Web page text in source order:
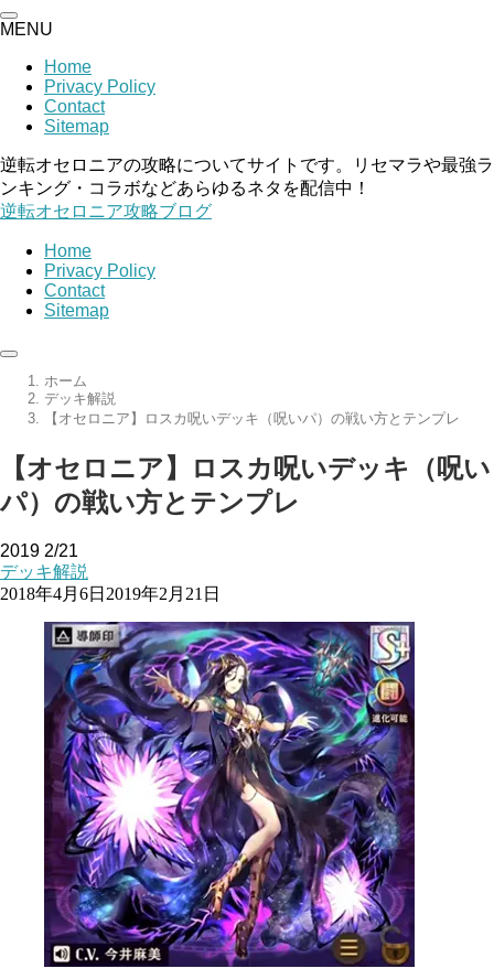
MENU
Home
Privacy Policy
Contact
Sitemap
逆転オセロニアの攻略についてサイトです。リセマラや最強ラ
ンキング・コラボなどあらゆるネタを配信中！
逆転オセロニア攻略ブログ
Home
Privacy Policy
Contact
Sitemap
ホーム
デッキ解説
【オセロニア】ロスカ呪いデッキ（呪いパ）の戦い方とテンプレ
【オセロニア】ロスカ呪いデッキ（呪い
パ）の戦い方とテンプレ
2019 2/21
デッキ解説
2018年4月6日 2019年2月21日